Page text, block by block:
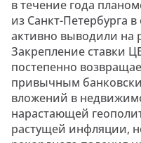
в течение года
из Санкт-Петербурга
активно выводили на
Закрепление ставки
постепенно
привычным
вложений в
нарастающей
растущей инфляции,